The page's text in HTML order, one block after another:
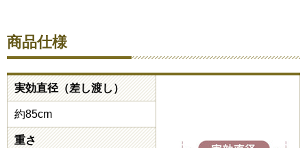
商品仕様
実効直径（差し渡し）
約85cm
重さ